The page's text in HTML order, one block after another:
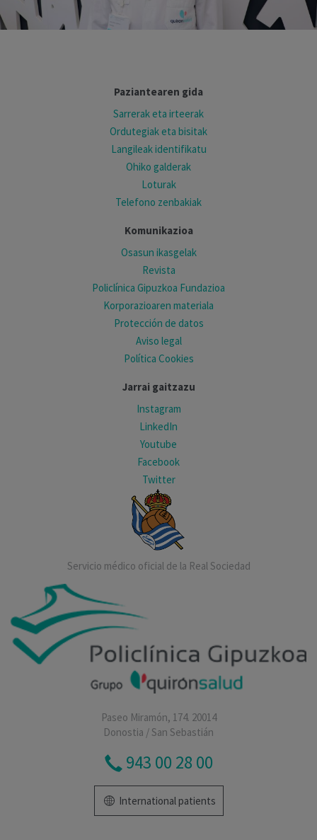
Paziantearen gida
Sarrerak eta irteerak
Ordutegiak eta bisitak
Langileak identifikatu
Ohiko galderak
Loturak
Telefono zenbakiak
Komunikazioa
Osasun ikasgelak
Revista
Policlínica Gipuzkoa Fundazioa
Korporazioaren materiala
Protección de datos
Aviso legal
Política Cookies
Jarrai gaitzazu
Instagram
LinkedIn
Youtube
Facebook
Twitter
Servicio médico oficial de la Real Sociedad
Paseo Miramón, 174. 20014
Donostia / San Sebastián
943 00 28 00
International patients